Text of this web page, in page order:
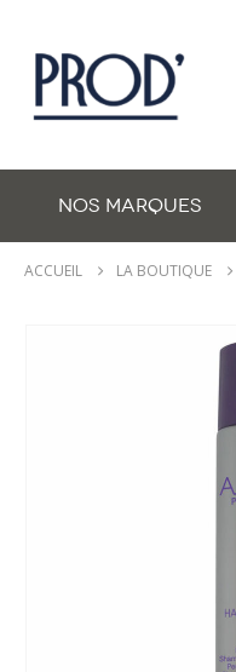
NOS MARQUES
ACCUEIL LA BOUTIQUE